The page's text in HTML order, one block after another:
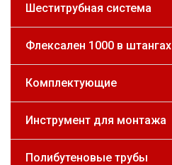
Шеститрубная система
Флексален 1000 в штангах
Комплектующие
Инструмент для монтажа
Полибутеновые трубы